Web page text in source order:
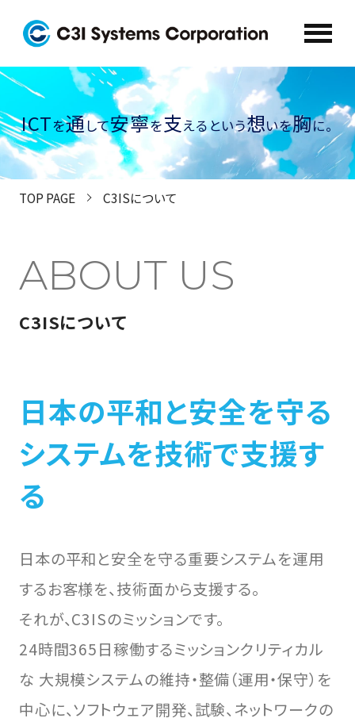
RECRUIT INFO
新卒募集要項/よくある質問
RECRUIT INFO
（キャリア採用情報）
メッセージ C3ISについて
JOB & POEPLE
私たちの仕事
私たちの仕事
座談会
WORKSTYLE
働き⽅
CAREER
キャリア形成
教育・研修
ICTを通して安寧を支えるという想いを胸に。
TOP PAGE C3ISについて
ABOUT US
C3ISについて
日本の平和と安全を守る
システムを技術で支援す
る
日本の平和と安全を守る重要システムを運用
するお客様を、技術面から支援する。
それが、C3ISのミッションです。
24時間365日稼働するミッションクリティカル
な 大規模システムの維持・整備（運用・保守）を
中心に、ソフトウェア開発、試験、ネットワークの